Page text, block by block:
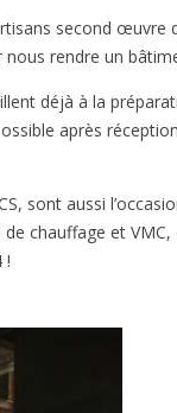
second
rendre un
déjà à la
après
sont aussi
chauffage et
!